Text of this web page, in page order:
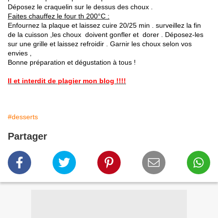
Déposez le craquelin sur le dessus des choux .
Faites chauffez le four th 200°C :
Enfournez la plaque et laissez cuire 20/25 min . surveillez la fin
de la cuisson ,les choux doivent gonfler et dorer . Déposez-les
sur une grille et laissez refroidir . Garnir les choux selon vos
envies ,
Bonne préparation et dégustation à tous !
Il et interdit de plagier mon blog !!!!
#desserts
Partager